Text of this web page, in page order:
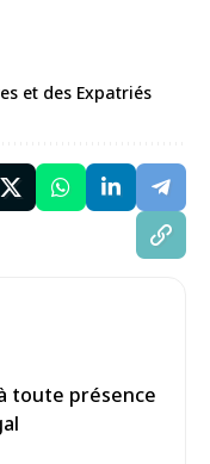
et des Expatriés
toute présence